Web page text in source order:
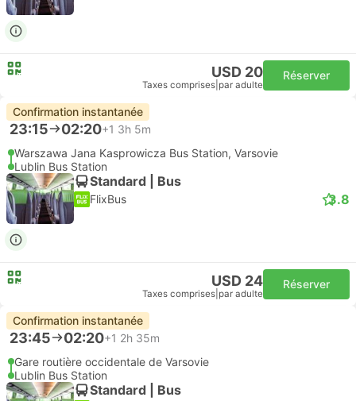
USD 20
Taxes comprises par adulte
Réserver
Confirmation instantanée
23:15 02:20+1 3h 5m
Warszawa Jana Kasprowicza Bus Station, Varsovie
Lublin Bus Station
Standard | Bus
FlixBus 3.8
USD 24
Taxes comprises par adulte
Réserver
Confirmation instantanée
23:45 02:20+1 2h 35m
Gare routière occidentale de Varsovie
Lublin Bus Station
Standard | Bus